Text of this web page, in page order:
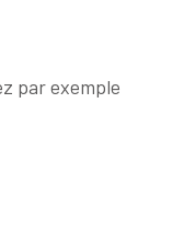
par exemple